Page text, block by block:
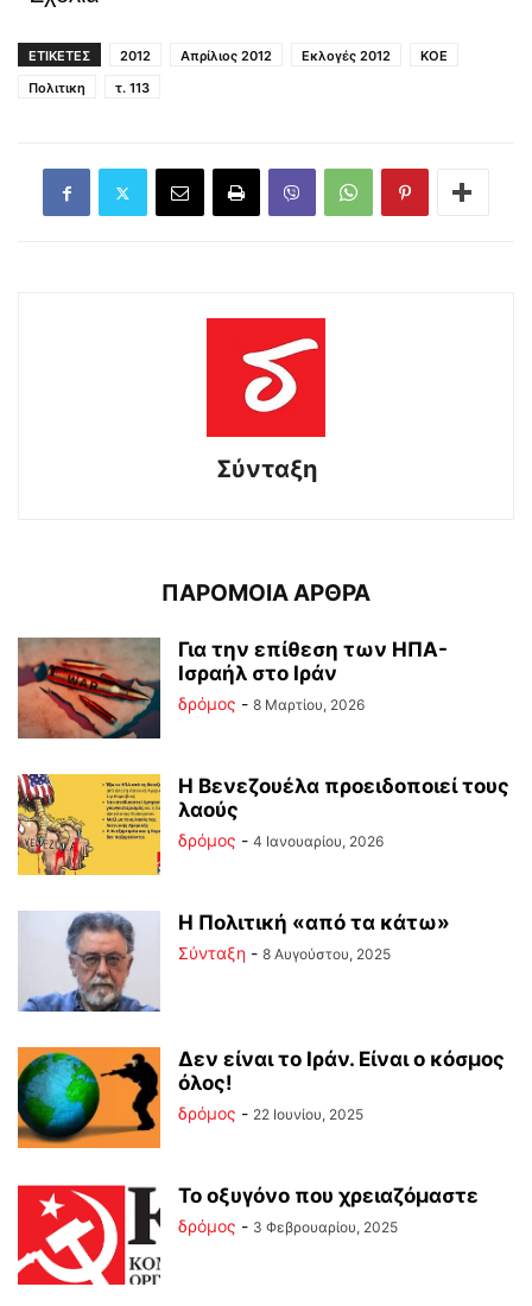
ΕΤΙΚΕΤΕΣ 2012 Απρίλιος 2012 Εκλογές 2012
ΚΟΕ
Πολιτικη
τ. 113
Σύνταξη
ΠΑΡΟΜΟΙΑ ΑΡΘΡΑ
Για την επίθεση των ΗΠΑ-
Ισραήλ στο Ιράν
δρόμος - 8 Μαρτίου, 2026
Η Βενεζουέλα προειδοποιεί τους
λαούς
δρόμος - 4 Ιανουαρίου, 2026
Η Πολιτική «από τα κάτω»
Σύνταξη - 8 Αυγούστου, 2025
Δεν είναι το Ιράν. Είναι ο κόσμος
όλος!
δρόμος - 22 Ιουνίου, 2025
Το οξυγόνο που χρειαζόμαστε
δρόμος - 3 Φεβρουαρίου, 2025